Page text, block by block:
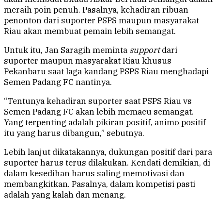
meraih poin penuh. Pasalnya, kehadiran ribuan
penonton dari suporter PSPS maupun masyarakat
Riau akan membuat pemain lebih semangat.
Untuk itu, Jan Saragih meminta supportdari
suporter maupun masyarakat Riau khusus
Pekanbaru saat laga kandang PSPS Riau menghadapi
Semen Padang FC nantinya.
“Tentunya kehadiran suporter saat PSPS Riau vs
Semen Padang FC akan lebih memacu semangat.
Yang terpenting adalah pikiran positif, animo positif
itu yang harus dibangun,” sebutnya.
Lebih lanjut dikatakannya, dukungan positif dari para
suporter harus terus dilakukan. Kendati demikian, di
dalam kesedihan harus saling memotivasi dan
membangkitkan. Pasalnya, dalam kompetisi pasti
adalah yang kalah dan menang.